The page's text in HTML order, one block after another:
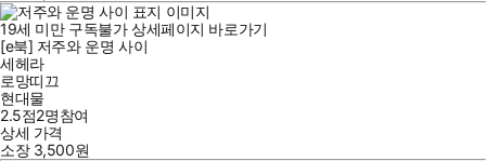
19세 미만 구독불가 상세페이지 바로가기
[e북] 저주와 운명 사이
세헤라
로망띠끄
현대물
2.5점2명참여
상세 가격
소장 3,500원